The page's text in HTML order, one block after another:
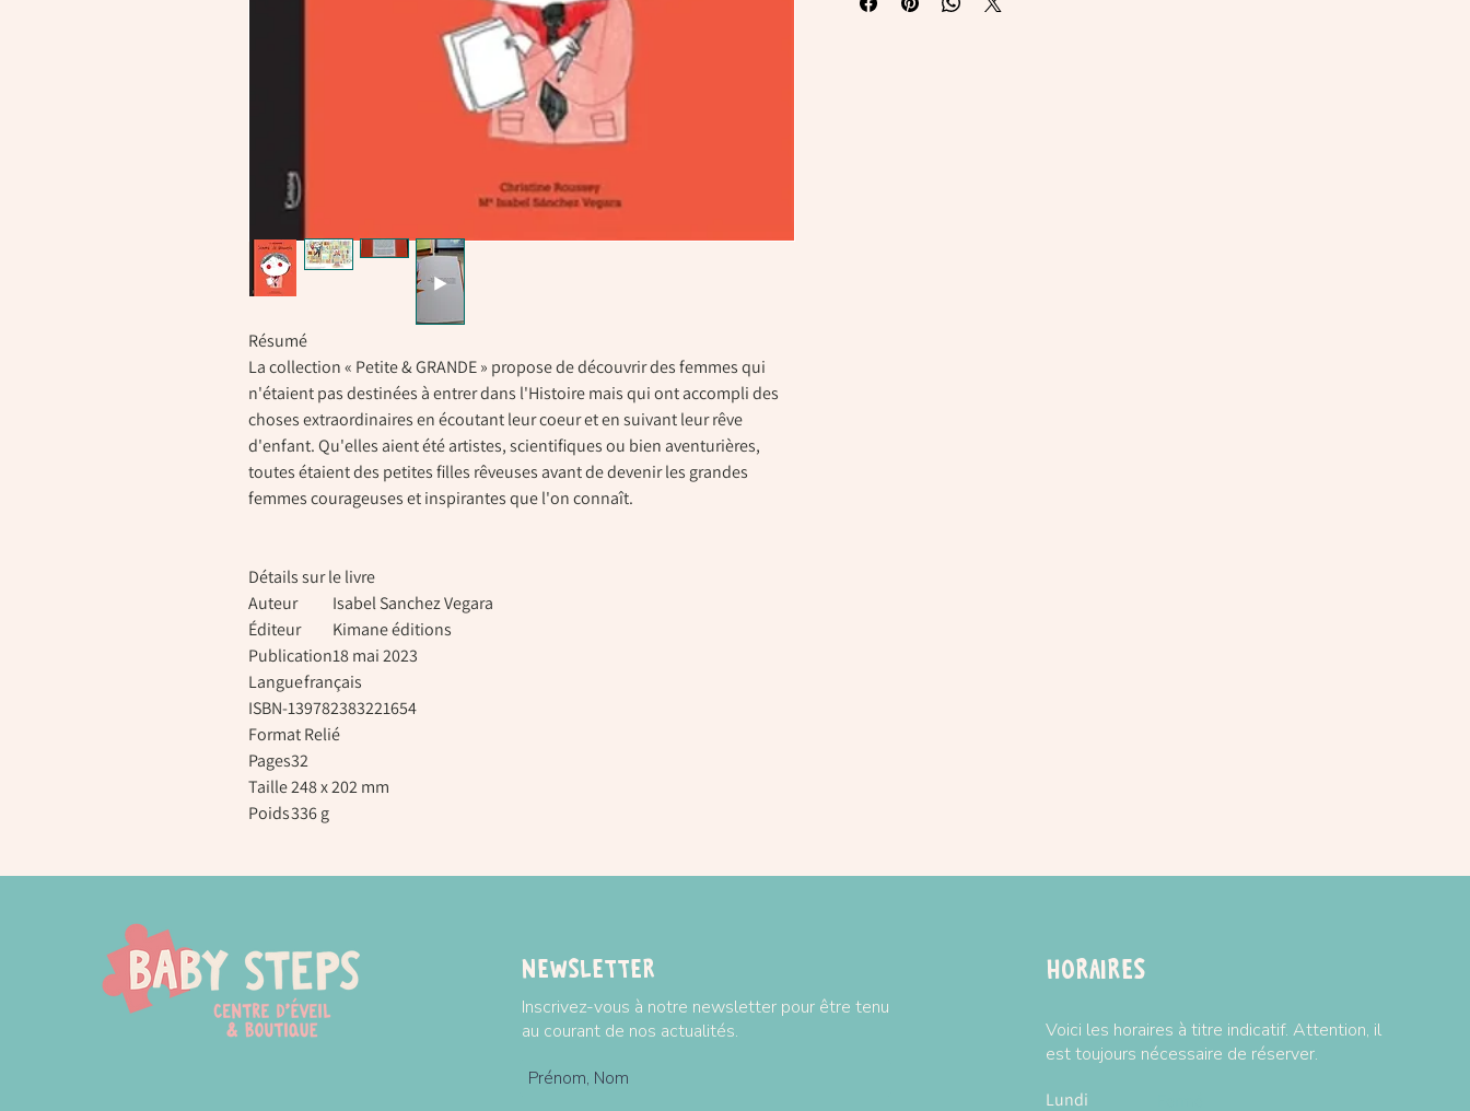
Résumé
La collection « Petite & GRANDE » propose de découvrir des femmes qui
n'étaient pas destinées à entrer dans l'Histoire mais qui ont accompli des
choses extraordinaires en écoutant leur coeur et en suivant leur rêve
d'enfant. Qu'elles aient été artistes, scientifiques ou bien aventurières,
toutes étaient des petites filles rêveuses avant de devenir les grandes
femmes courageuses et inspirantes que l'on connaît.
Détails sur le livre
Auteur
Isabel Sanchez Vegara
Éditeur
Kimane éditions
Publication18 mai 2023
Languefrançais
ISBN-139782383221654
FormatRelié
Pages32
Taille248 x 202 mm
Poids336 g
Newsletter
Inscrivez-vous à notre newsletter pour être tenu
au courant de nos actualités.
Horaires
Voici les horaires à titre indicatif. Attention, il
est toujours nécessaire de réserver.
Lundi